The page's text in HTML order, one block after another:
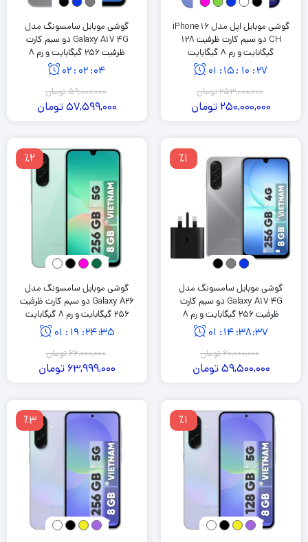
گوشی موبایل اپل مدل iPhone 16
CH دو سیم کارت ظرفیت 128
گیگابایت و رم 8 گیگابایت
26
:
10
:
15
:
01
253,000,000تومان
250,000,000 تومان
گوشی موبایل سامسونگ مدل
Galaxy A17 4G دو سیم کارت
ظرفیت 256 گیگابایت و رم 8
گیگابایت 03
:
02
:
02
59,000,000تومان
57,599,000تومان
٪1
گوشی موبایل سامسونگ مدل
Galaxy A17 4G دو سیم کارت
ظرفیت 256 گیگابایت و رم 8
سامسونگ
36
:
38
:
14
:
01
60,000,000تومان
59,500,000تومان
٪2
گوشی موبایل سامسونگ مدل
Galaxy A26 دو سیم کارت ظرفیت
256 گیگابایت و رم 8 گیگابایت
34
:
24
:
19
:
01
66,000,000تومان
63,999,000 تومان
٪1 ٪3